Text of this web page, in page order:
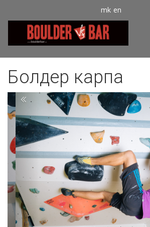
mk en
Болдер карпа